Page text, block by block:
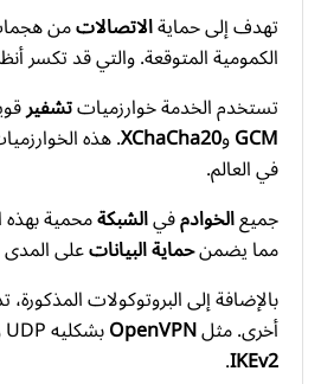
تهدف إلى حمايةالاتصالاتمن
الكمومية المتوقعة. والتي قد تكسر
تستخدم الخدمة خوارزمياتتشفير
GCMوXChaCha20. هذه
في العالم.
جميعالخوادمفيالشبكةمحمية بهذه
مما يضمنحمايةالبياناتعلى
بالإضافة إلى البروتوكولات
أخرى. مثلOpenVPNبشكليه UDP وTCP، وبروتوكول
IKEv2
.